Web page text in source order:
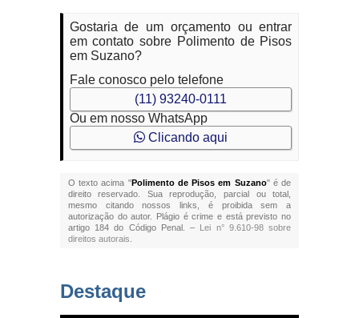
Gostaria de um orçamento ou entrar
em contato sobre Polimento de Pisos
em Suzano?
Fale conosco pelo telefone
(11) 93240-0111
Ou em nosso WhatsApp
Clicando aqui
O texto acima "Polimento de Pisos em Suzano" é de
direito reservado. Sua reprodução, parcial ou total,
mesmo citando nossos links, é proibida sem a
autorização do autor. Plágio é crime e está previsto no
artigo 184 do Código Penal. – Lei n° 9.610-98 sobre
direitos autorais
Destaque